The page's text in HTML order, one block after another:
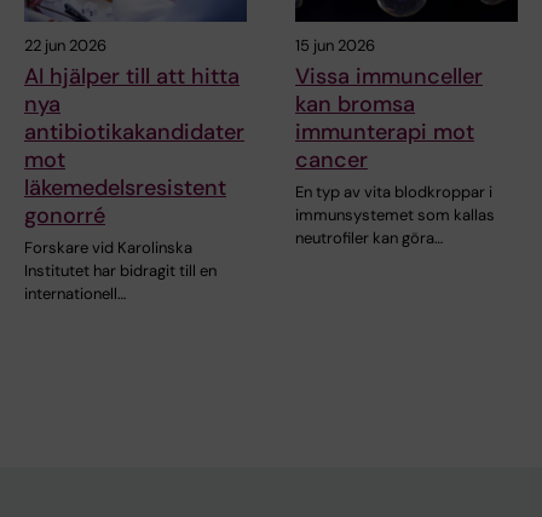
22 jun 2026
AI hjälper till att hitta
nya
antibiotikakandidater
mot
läkemedelsresistent
gonorré
Forskare vid Karolinska
Institutet har bidragit till en
internationell…
15 jun 2026
Vissa immunceller
kan bromsa
immunterapi mot
cancer
En typ av vita blodkroppar i
immunsystemet som kallas
neutrofiler kan göra…